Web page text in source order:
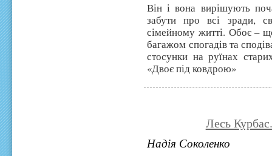
Він і вона вирішують
забути про всі зради,
сімейному житті. Обоє –
багажом спогадів та
стосунки на руїнах
«Двоє під ковдрою»
Лесь
Надія Соколенко